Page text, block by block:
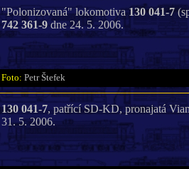
"Polonizovaná" lokomotiva 130 041-7
742 361-9dne 24. 5. 2006.
Foto: Petr Štefek
130 041-7, patřící SD-KD, pronajatá
31. 5. 2006.